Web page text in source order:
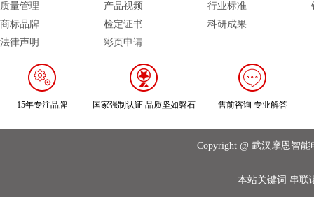
质量管理
商标品牌
法律声明
产品视频
检定证书
彩页申请
行业标准
科研成果
15年专注品牌 国家强制认证 品质坚如磐石 售前咨询 专业解答
Copyright @ 武汉摩恩智
本站关键词 串联